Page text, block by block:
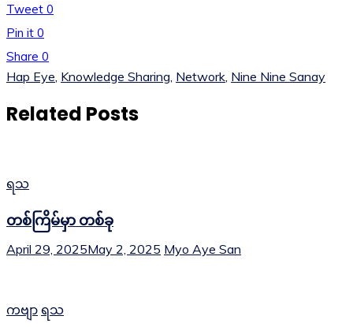
Tweet 0
Pin it 0
Share 0
Hap Eye Knowledge Sharing Network Nine Nine Sanay
Related Posts
ရသ
တစ်ကြိမ်မှာ တစ်ခု
April 29, 2025May 2, 2025 Myo Aye San
ကဗျာ ရသ